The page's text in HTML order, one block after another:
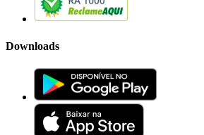
Downloads